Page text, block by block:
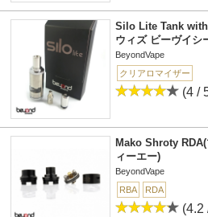
Silo Lite Tank with
ウィズ ビーヴイ
BeyondVape
クリアロマイザー
(4 /
Mako Shroty
ィーエー)
BeyondVape
RBA
RDA
(4.2